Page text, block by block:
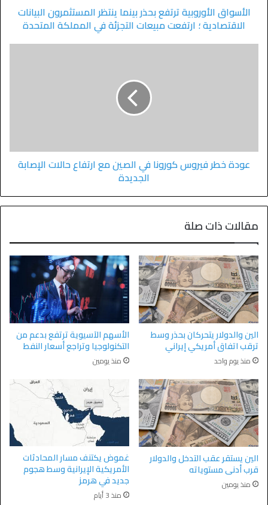
الأسواق الأوروبية ترتفع بحذر بينما ينتظر المستثمرون البيانات
الاقتصادية ؛ ارتفعت مبيعات التجزئة في المملكة المتحدة
عودة خطر فيروس كورونا في الصين مع ارتفاع حالات الإصابة
الجديدة
مقالات ذات صلة
الين والدولار يتحركان بحذر وسط
ترقب اتفاق أمريكي إيراني
منذ يوم واحد
الأسهم الآسيوية ترتفع بدعم من
التكنولوجيا وتراجع أسعار النفط
منذ يومين
الين يستقر عقب التدخل والدولار
قرب أدنى مستوياته
منذ يومين
غموض يكتنف مسار المحادثات
الأمريكية الإيرانية وسط هجوم
جديد في هرمز
منذ 3 أيام